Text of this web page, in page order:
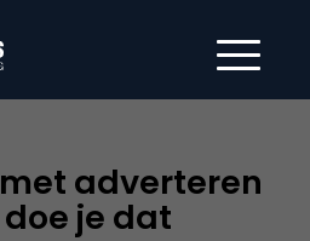
adverteren
doe je dat